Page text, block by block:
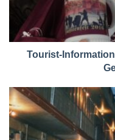
Tourist-